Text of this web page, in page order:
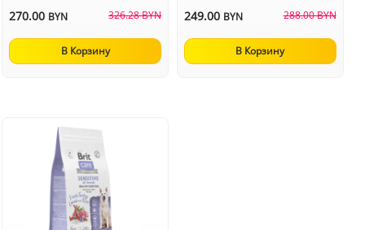
270.00 BYN 326.28 BYN
В Корзину
249.00 BYN 288.00 BYN
В Корзину